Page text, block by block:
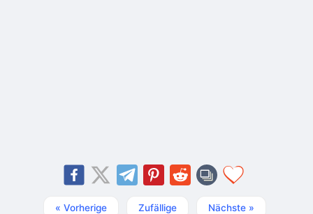
« Vorherige Zufällige Nächste »